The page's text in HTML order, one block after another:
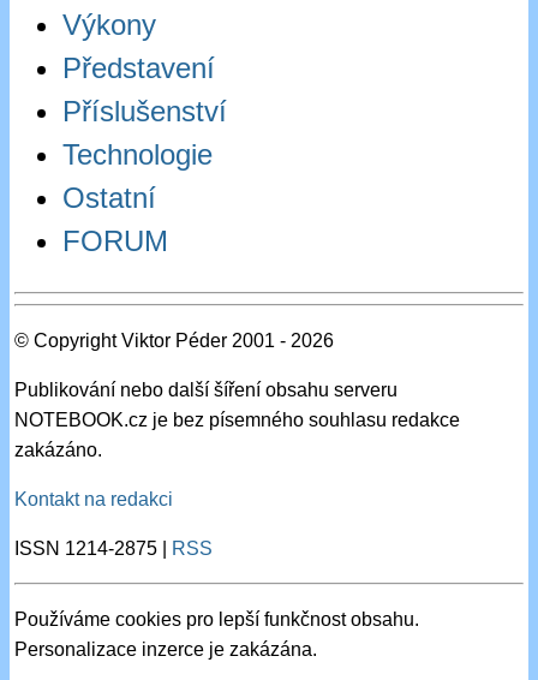
Výkony
Představení
Příslušenství
Technologie
Ostatní
FORUM
© Copyright Viktor Péder 2001 - 2026
Publikování nebo další šíření obsahu serveru
NOTEBOOK.cz je bez písemného souhlasu redakce
zakázáno.
Kontakt na redakci
ISSN 1214-2875 | RSS
Používáme cookies pro lepší funkčnost obsahu.
Personalizace inzerce je zakázána.